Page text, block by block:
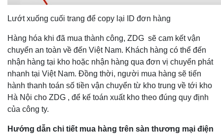
Lướt xuống cuối trang để copy lại ID đơn hàng
Hàng hóa khi đã mua thành công, ZDG sẽ cam kết vận
chuyển an toàn về đến Việt Nam. Khách hàng có thể đến
nhận hàng tại kho hoặc nhận hàng qua đơn vị chuyển phát
nhanh tại Việt Nam. Đồng thời, người mua hàng sẽ tiến
hành thanh toán số tiền vận chuyển từ kho trung về tới kho
Hà Nội cho ZDG , để kế toán xuất kho theo đúng quy định
của công ty.
Hướng dẫn chi tiết mua hàng trên sàn thương mại điện